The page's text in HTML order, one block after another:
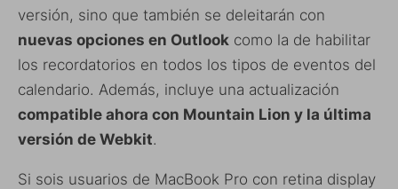
versión, sino que también se deleitarán con
nuevas opciones en Outlook como la de habilitar
los recordatorios en todos los tipos de eventos del
calendario. Además, incluye una actualización
compatible ahora con Mountain Lion y la última
versión de Webkit.
Si sois usuarios de MacBook Pro con retina display